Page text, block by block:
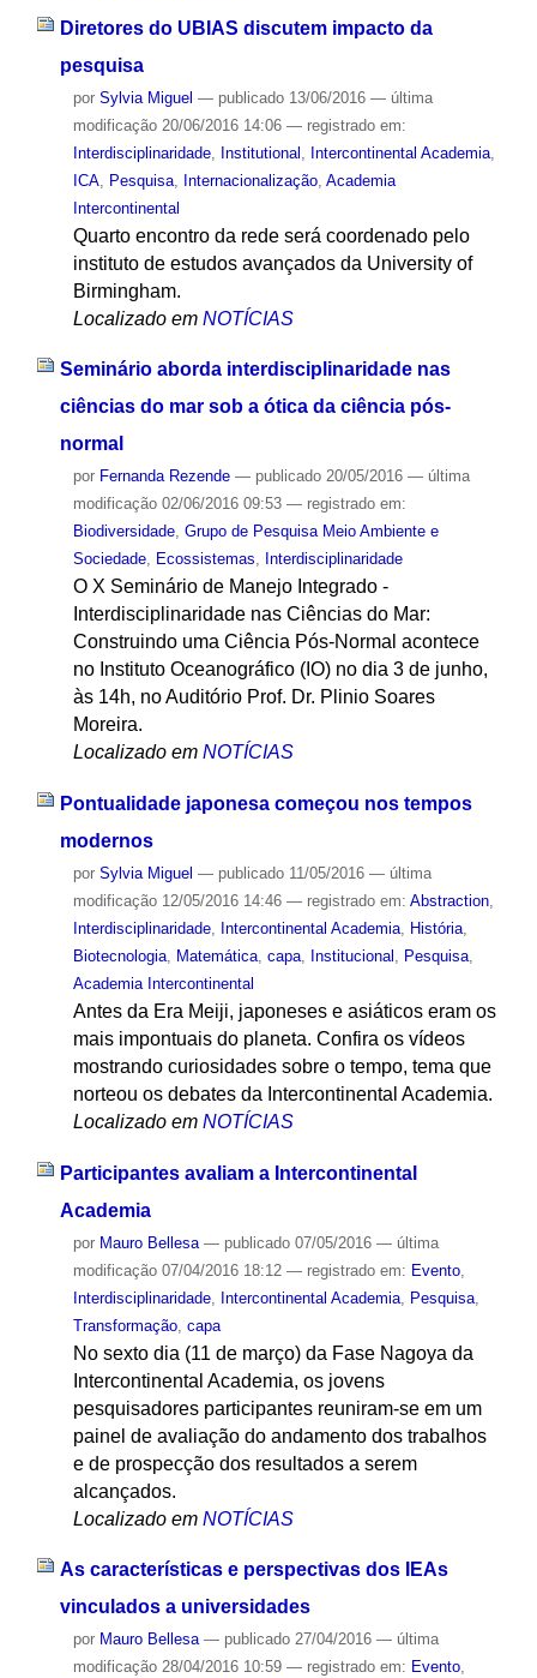
Diretores do UBIAS discutem impacto da
pesquisa
por Sylvia Miguel — publicado13/06/2016 — última
modificação20/06/2016 14:06 — registrado em:
Interdisciplinaridade, Institutional Intercontinental Academia,
ICA, Pesquisa, Internacionalização, Academia
Intercontinental
Quarto encontro da rede será coordenado pelo
instituto de estudos avançados da University of
Birmingham.
Localizado em NOTÍCIAS
Seminário aborda interdisciplinaridade nas
ciências do mar sob a ótica da ciência pós-
normal
por Fernanda Rezende — publicado20/05/2016 — última
modificação02/06/2016 09:53 — registrado em:
Biodiversidade, Grupo de Pesquisa Meio Ambiente e
Sociedade, Ecossistemas, Interdisciplinaridade
O X Seminário de Manejo Integrado -
Interdisciplinaridade nas Ciências do Mar:
Construindo uma Ciência Pós-Normal acontece
no Instituto Oceanográfico (IO) no dia 3 de junho,
às 14h, no Auditório Prof. Dr. Plinio Soares
Moreira.
Localizado em NOTÍCIAS
Pontualidade japonesa começou nos tempos
modernos
por Sylvia Miguel — publicado11/05/2016 — última
modificação12/05/2016 14:46 — registrado em: Abstraction,
Interdisciplinaridade, Intercontinental Academia, História,
Biotecnologia, Matemática, capa, Institucional , Pesquisa,
Academia Intercontinental
Antes da Era Meiji, japoneses e asiáticos eram os
mais impontuais do planeta. Confira os vídeos
mostrando curiosidades sobre o tempo, tema que
norteou os debates da Intercontinental Academia.
Localizado em NOTÍCIAS
Participantes avaliam a Intercontinental
Academia
por Mauro Bellesa — publicado07/05/2016 — última
modificação07/04/2016 18:12 — registrado em: Evento,
Interdisciplinaridade, Intercontinental Academia, Pesquisa,
Transformação, capa
No sexto dia (11 de março) da Fase Nagoya da
Intercontinental Academia, os jovens
pesquisadores participantes reuniram-se em um
painel de avaliação do andamento dos trabalhos
e de prospecção dos resultados a serem
alcançados.
Localizado em NOTÍCIAS
As características e perspectivas dos IEAs
vinculados a universidades
por Mauro Bellesa — publicado27/04/2016 — última
modificação28/04/2016 10:59 — registrado em: Evento,